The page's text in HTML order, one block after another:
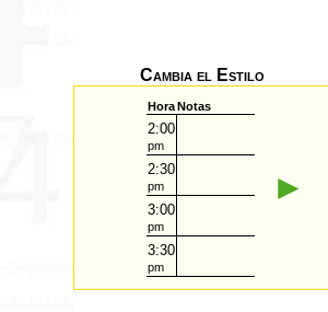
Cambia el Estilo
HoraNotas
2:00
pm
2:30
pm
3:00
pm
3:30
pm
►